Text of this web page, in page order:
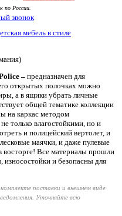
по России.
звонок
мебель в стиле
–предназначен для
открытых полочках можно
а в ящики убрать личные
общей тематике коллекции
на каркас методом
только влагостойкими, но и
и полицейский вертолет, и
маячки, и даже пулевые
Все материалы прошли
и безопасны для
поставки и внешнем виде
Уточняйте всю